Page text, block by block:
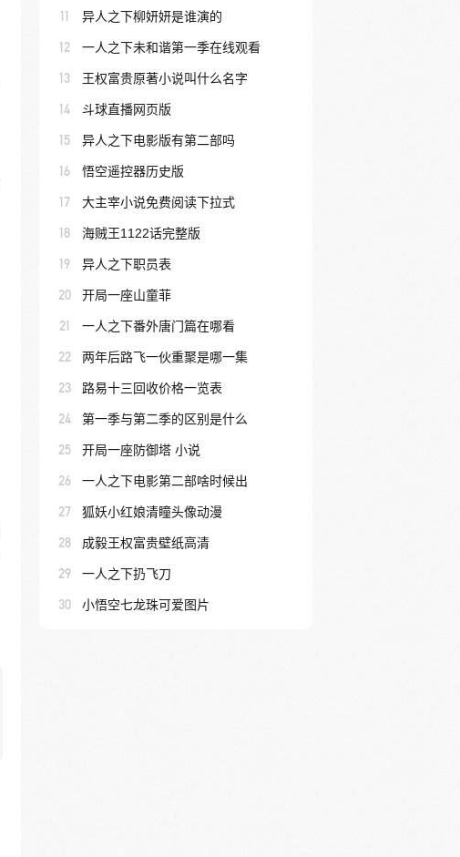
11 异人之下柳妍妍是谁演的
12 一人之下未和谐第一季在线观看
13 王权富贵原著小说叫什么名字
14 斗球直播网页版
15 异人之下电影版有第二部吗
16 悟空遥控器历史版
17 大主宰小说免费阅读下拉式
18 海贼王1122话完整版
19 异人之下职员表
20 开局一座山童菲
21 一人之下番外唐门篇在哪看
22 两年后路飞一伙重聚是哪一集
23 路易十三回收价格一览表
24 第一季与第二季的区别是什么
25 开局一座防御塔 小说
26 一人之下电影第二部啥时候出
27 狐妖小红娘清瞳头像动漫
28 成毅王权富贵壁纸高清
29 一人之下扔飞刀
30 小悟空七龙珠可爱图片